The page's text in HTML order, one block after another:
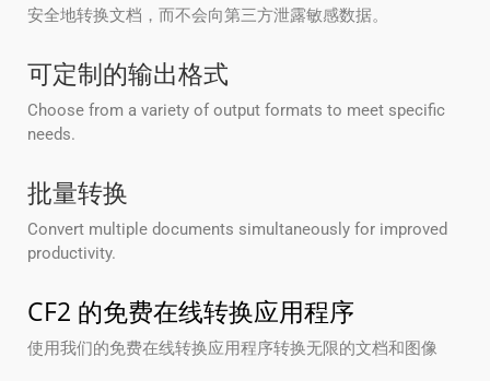
安全地转换文档，而不会向第三方泄露敏感数据。
可定制的输出格式
Choose from a variety of output formats to meet specific
needs.
批量转换
Convert multiple documents simultaneously for improved
productivity.
CF2 的免费在线转换应用程序
使用我们的免费在线转换应用程序转换无限的文档和图像